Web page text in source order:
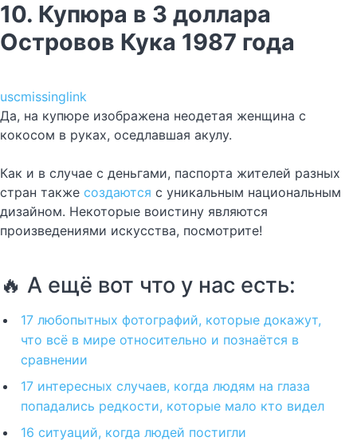
10. Купюра в 3 доллара
Островов Кука 1987 года
uscmissinglink
Да, на купюре изображена неодетая женщина с
кокосом в руках, оседлавшая акулу.
Как и в случае с деньгами, паспорта жителей разных
стран также создаются с уникальным национальным
дизайном. Некоторые воистину являются
произведениями искусства, посмотрите!
🔥 А ещё вот что у нас есть:
17 любопытных фотографий, которые докажут,
что всё в мире относительно и познаётся в
сравнении
17 интересных случаев, когда людям на глаза
попадались редкости, которые мало кто видел
16 ситуаций, когда людей постигли